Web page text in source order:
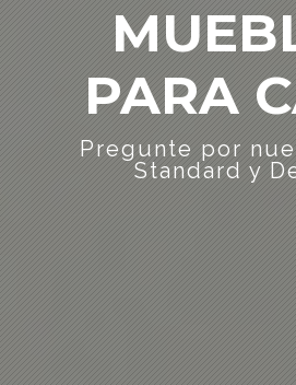
PARA
Pregunte por
Standard y